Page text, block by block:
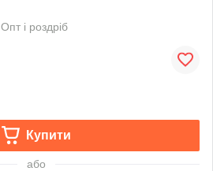
Опт і роздріб
Купити
або